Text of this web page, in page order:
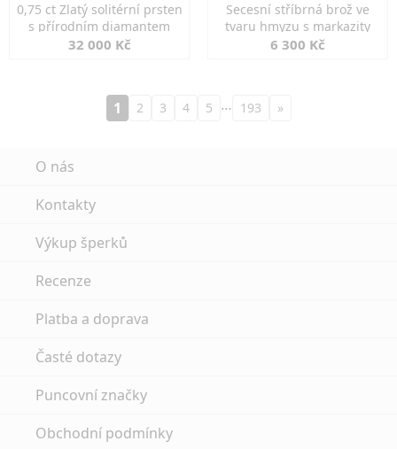
0,75 ct Zlatý solitérní prsten
s přírodním diamantem
32 000 Kč
Secesní stříbrná brož ve
tvaru hmyzu s markazity
6 300 Kč
1 2 3 4 5 … 193 »
O nás
Kontakty
Výkup šperků
Recenze
Platba a doprava
Časté dotazy
Puncovní značky
Obchodní podmínky